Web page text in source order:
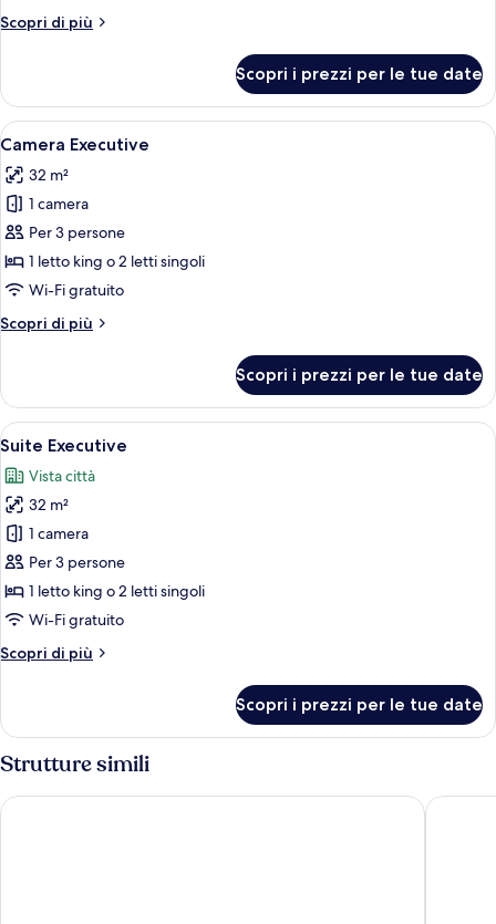
Scopri di più
Altri
Deluxe
Scopri i prezzi per le tue date
Apri
tutte
le
foto
per
Camera
Executive
Una camera d'albergo con un letto
24
Camera Executive
32 m²
1 camera
Per 3 persone
1 letto king o 2 letti singoli
Wi-Fi gratuito
Scopri di più
Altri
Executive
Scopri i prezzi per le tue date
Apri
tutte
le
foto
per
Suite
Executive
Un soggiorno spazioso con angolo
13
Suite Executive
Vista città
32 m²
1 camera
Per 3 persone
1 letto king o 2 letti singoli
Wi-Fi gratuito
Scopri di più
Altri
Executive
Scopri i prezzi per le tue date
Strutture simili
Dusit Princess Chiang Mai Centara